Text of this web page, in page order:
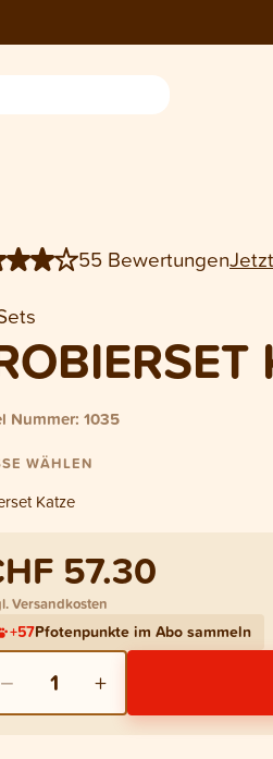
Katze − 1 +
55 Bewertungen
Nummer: 1035
WÄHLEN
Katze
57.30
Versandkosten
+57Pfotenpunkte im Abo sammeln
− 1 +